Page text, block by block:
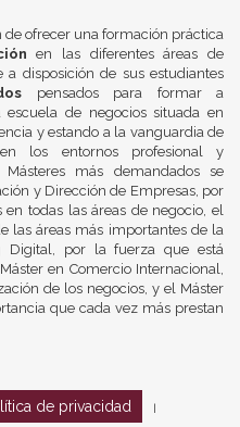
de ofrecer una formación práctica
en las diferentes áreas de
a disposición de sus estudiantes
pensados para formar a
escuela de negocios situada en
y estando a la vanguardia de
los entornos profesional y
más demandados se
y Dirección de Empresas, por
todas las áreas de negocio, el
las áreas más importantes de la
Digital, por la fuerza que está
en Comercio Internacional,
de los negocios, y el Máster
que cada vez más prestan
de privacidad